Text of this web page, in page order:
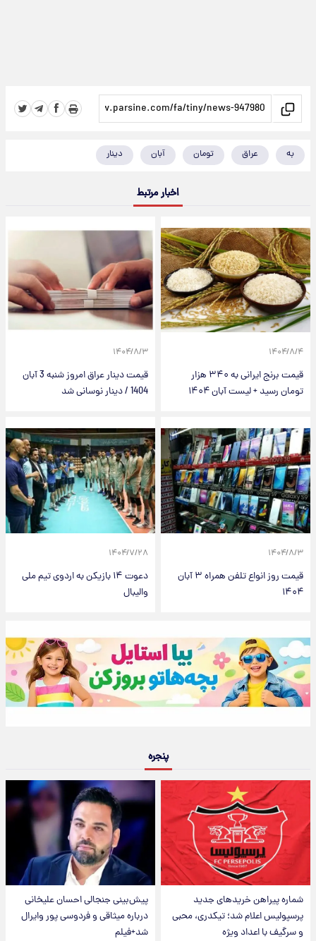
به عراق تومان آبان دینار
اخبار مرتبط
۱۴۰۴/۸/۴
قیمت برنج ایرانی به ۳۴۰ هزار
تومان رسید + لیست آبان ۱۴۰۴
۱۴۰۴/۸/۳
قیمت دینار عراق امروز شنبه 3 آبان
1404 / دینار نوسانی شد
۱۴۰۴/۸/۳
قیمت روز انواع تلفن همراه ۳ آبان
۱۴۰۴
۱۴۰۴/۷/۲۸
دعوت ۱۴ بازیکن به اردوی تیم ملی
والیبال
پنجره
شماره پیراهن خریدهای جدید
پرسپولیس اعلام شد؛ تیکدری، محبی
و سرگیف با اعداد ویژه
پیش‌بینی جنجالی احسان علیخانی
درباره میثاقی و فردوسی پور وایرال
شد+فیلم